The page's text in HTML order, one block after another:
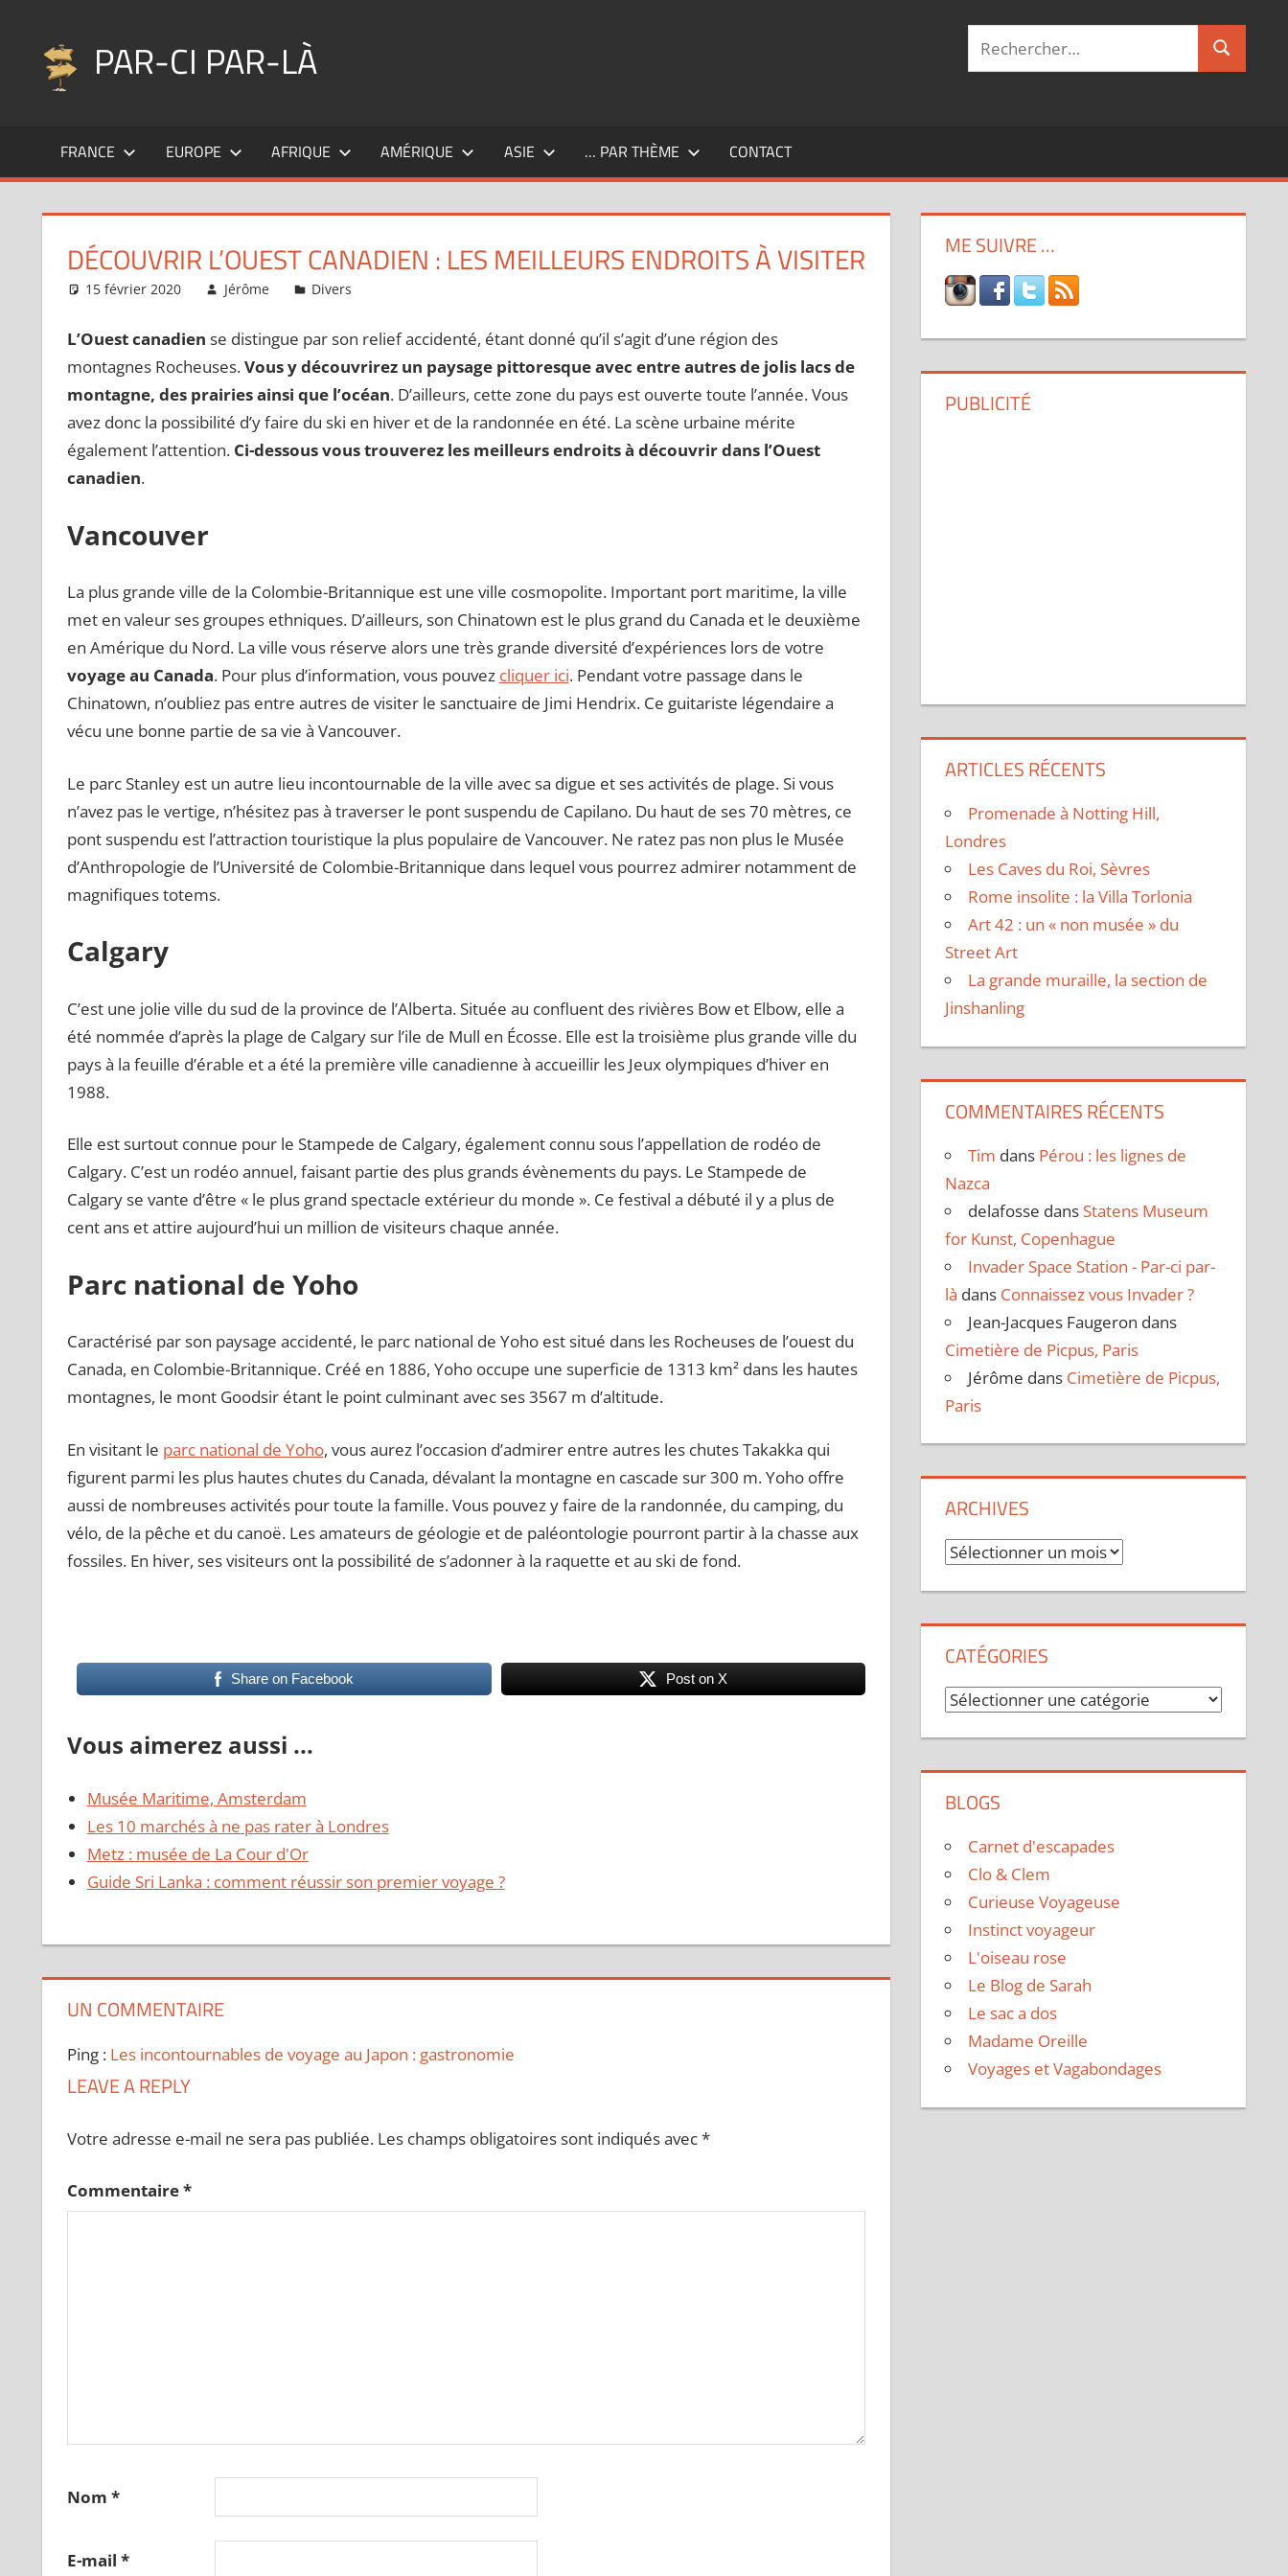
contenu
PAR-CI PAR-LÀ
fil
pérégrinations
Recherche
FRANCE EUROPE AFRIQUE AMÉRIQUE ASIE … PAR THÈME CONTACT
DÉCOUVRIR L’OUEST CANADIEN : LES MEILLEURS ENDROITS À VISITER
15 février 2020 Jérôme Divers
L’Ouest canadien se distingue par son relief accidenté, étant donné qu’il s’agit d’une région des
montagnes Rocheuses.Vous y découvrirez un paysage pittoresque avec entre autres de jolis lacs de
montagne, des prairies ainsi que l’océan. D’ailleurs, cette zone du pays est ouverte toute l’année. Vous
avez donc la possibilité d’y faire du ski en hiver et de la randonnée en été. La scène urbaine mérite
également l’attention. Ci-dessous vous trouverez les meilleurs endroits à découvrir dans l’Ouest
canadien.
Vancouver
La plus grande ville de la Colombie-Britannique est une ville cosmopolite. Important port maritime, la ville
met en valeur ses groupes ethniques. D’ailleurs, son Chinatown est le plus grand du Canada et le deuxième
en Amérique du Nord. La ville vous réserve alors une très grande diversité d’expériences lors de votre
voyage au Canada. Pour plus d’information, vous pouvez cliquer ici. Pendant votre passage dans le
Chinatown, n’oubliez pas entre autres de visiter le sanctuaire de Jimi Hendrix. Ce guitariste légendaire a
vécu une bonne partie de sa vie à Vancouver.
Le parc Stanley est un autre lieu incontournable de la ville avec sa digue et ses activités de plage. Si vous
n’avez pas le vertige, n’hésitez pas à traverser le pont suspendu de Capilano. Du haut de ses 70 mètres, ce
pont suspendu est l’attraction touristique la plus populaire de Vancouver. Ne ratez pas non plus le Musée
d’Anthropologie de l’Université de Colombie-Britannique dans lequel vous pourrez admirer notamment de
magnifiques totems.
Calgary
C’est une jolie ville du sud de la province de l’Alberta. Située au confluent des rivières Bow et Elbow, elle a
été nommée d’après la plage de Calgary sur l’ile de Mull en Écosse. Elle est la troisième plus grande ville du
pays à la feuille d’érable et a été la première ville canadienne à accueillir les Jeux olympiques d’hiver en
1988.
Elle est surtout connue pour le Stampede de Calgary, également connu sous l’appellation de rodéo de
Calgary. C’est un rodéo annuel, faisant partie des plus grands évènements du pays. Le Stampede de
Calgary se vante d’être « le plus grand spectacle extérieur du monde ». Ce festival a débuté il y a plus de
cent ans et attire aujourd’hui un million de visiteurs chaque année.
Parc national de Yoho
Caractérisé par son paysage accidenté, le parc national de Yoho est situé dans les Rocheuses de l’ouest du
Canada, en Colombie-Britannique. Créé en 1886, Yoho occupe une superficie de 1313 km² dans les hautes
montagnes, le mont Goodsir étant le point culminant avec ses 3567 m d’altitude.
En visitant le parc national de Yoho, vous aurez l’occasion d’admirer entre autres les chutes Takakka qui
figurent parmi les plus hautes chutes du Canada, dévalant la montagne en cascade sur 300 m. Yoho offre
aussi de nombreuses activités pour toute la famille. Vous pouvez y faire de la randonnée, du camping, du
vélo, de la pêche et du canoë. Les amateurs de géologie et de paléontologie pourront partir à la chasse aux
fossiles. En hiver, ses visiteurs ont la possibilité de s’adonner à la raquette et au ski de fond.
Share on Facebook Post on X
Vous aimerez aussi ...
Musée Maritime, Amsterdam
Les 10 marchés à ne pas rater à Londres
Metz : musée de La Cour d'Or
Guide Sri Lanka : comment réussir son premier voyage ?
UN COMMENTAIRE
Ping : Les incontournables de voyage au Japon : gastronomie
LEAVE A REPLY
Votre adresse e-mail ne sera pas publiée. Les champs obligatoires sont indiqués avec*
Commentaire*
Nom *
E-mail *
ME SUIVRE …
PUBLICITÉ
ARTICLES RÉCENTS
Promenade à Notting Hill,
Londres
Les Caves du Roi, Sèvres
Rome insolite : la Villa Torlonia
Art 42 : un « non musée » du
Street Art
La grande muraille, la section de
Jinshanling
COMMENTAIRES RÉCENTS
Tim dans Pérou : les lignes de
Nazca
delafosse dans Statens Museum
for Kunst, Copenhague
Invader Space Station - Par-ci par-
là dans Connaissez vous Invader ?
Jean-Jacques Faugeron dans
Cimetière de Picpus, Paris
Jérôme dans Cimetière de Picpus,
Paris
ARCHIVES
Archives
CATÉGORIES
Catégories
BLOGS
Carnet d'escapades
Clo & Clem
Curieuse Voyageuse
Instinct voyageur
L'oiseau rose
Le Blog de Sarah
Le sac a dos
Madame Oreille
Voyages et Vagabondages